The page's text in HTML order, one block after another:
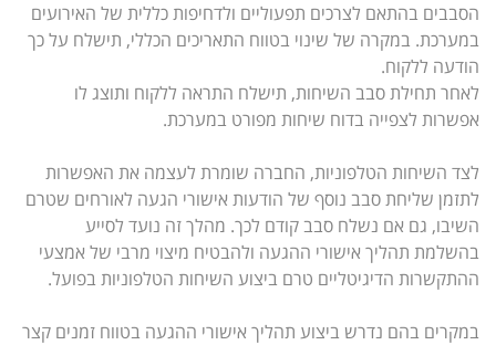
הסבבים בהתאם לצרכים תפעוליים ולדחיפות כללית של האירועים
במערכת. במקרה של שינוי בטווח התאריכים הכללי, תישלח על כך
הודעה ללקוח.
לאחר תחילת סבב השיחות, תישלח התראה ללקוח ותוצג לו
אפשרות לצפייה בדוח שיחות מפורט במערכת.
לצד השיחות הטלפוניות, החברה שומרת לעצמה את האפשרות
לתזמן שליחת סבב נוסף של הודעות אישורי הגעה לאורחים שטרם
השיבו, גם אם נשלח סבב קודם לכך. מהלך זה נועד לסייע
בהשלמת תהליך אישורי ההגעה ולהבטיח מיצוי מרבי של אמצעי
ההתקשרות הדיגיטליים טרם ביצוע השיחות הטלפוניות בפועל.
במקרים בהם נדרש ביצוע תהליך אישורי ההגעה בטווח זמנים קצר